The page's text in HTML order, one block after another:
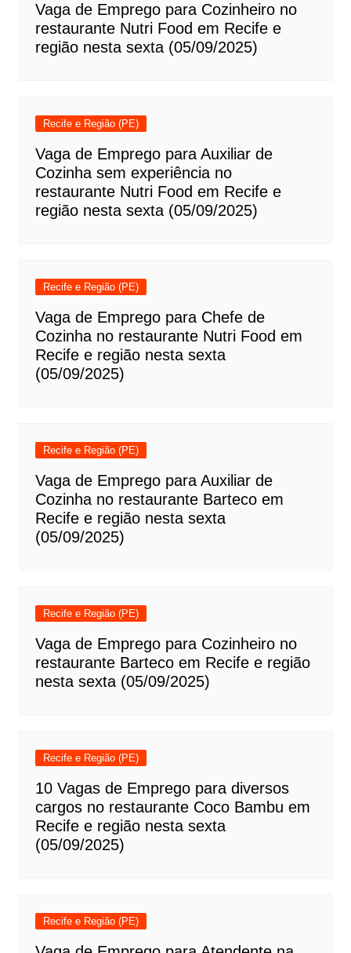
Vaga de Emprego para Cozinheiro no
restaurante Nutri Food em Recife e
região nesta sexta (05/09/2025)
Recife e Região (PE)
Vaga de Emprego para Auxiliar de
Cozinha sem experiência no
restaurante Nutri Food em Recife e
região nesta sexta (05/09/2025)
Recife e Região (PE)
Vaga de Emprego para Chefe de
Cozinha no restaurante Nutri Food em
Recife e região nesta sexta
(05/09/2025)
Recife e Região (PE)
Vaga de Emprego para Auxiliar de
Cozinha no restaurante Barteco em
Recife e região nesta sexta
(05/09/2025)
Recife e Região (PE)
Vaga de Emprego para Cozinheiro no
restaurante Barteco em Recife e região
nesta sexta (05/09/2025)
Recife e Região (PE)
10 Vagas de Emprego para diversos
cargos no restaurante Coco Bambu em
Recife e região nesta sexta
(05/09/2025)
Recife e Região (PE)